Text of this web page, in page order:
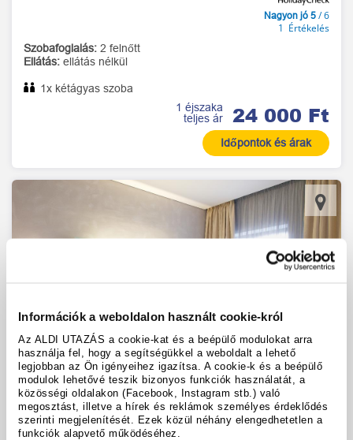
Információk a weboldalon használt cookie-król
Az ALDI UTAZÁS a cookie-kat és a beépülő modulokat arra
használja fel, hogy a segítségükkel a weboldalt a lehető
legjobban az Ön igényeihez igazítsa. A cookie-k és a beépülő
modulok lehetővé teszik bizonyos funkciók használatát, a
közösségi oldalakon (Facebook, Instagram stb.) való
megosztást, illetve a hírek és reklámok személyes érdeklődés
szerinti megjelenítését. Ezek közül néhány elengedhetetlen a
funkciók alapvető működéséhez.
Nagyon jó 5 / 6
1 Értékelés
Szobafoglalás: 2 felnőtt
Ellátás: ellátás nélkül
1x kétágyas szoba
1 éjszaka
teljes ár
24 000 Ft
Időpontok és árak
Mercure Palermo Centro